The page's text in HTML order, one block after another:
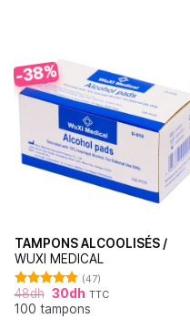
-38%
TAMPONS ALCOOLISÉS /
WUXI MEDICAL
Note 4.87
sur 5
(47)
48dh 30dh TTC
100 tampons